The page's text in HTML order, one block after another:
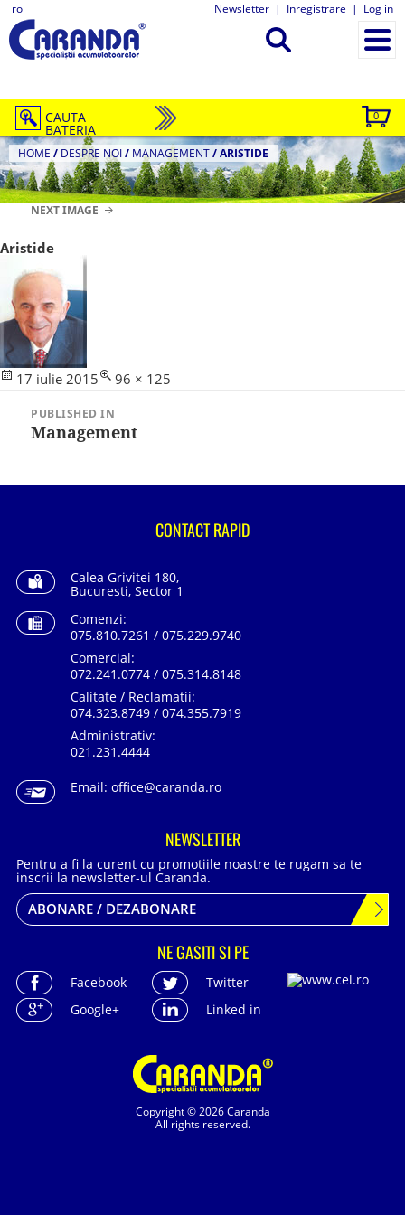
ro Newsletter | Inregistrare | Log in
0
CAUTA
BATERIA
HOME / DESPRE NOI/ MANAGEMENT/ARISTIDE
NEXT IMAGE
Aristide
Posted
17 iulie 2015
Full
96 × 125
articole
PUBLISHED IN
Management
Copyright © 2026 Caranda
All rights reserved.
CONTACT RAPID
Calea Grivitei 180,
Bucuresti, Sector 1
Comenzi:
075.810.7261 / 075.229.9740
Comercial:
072.241.0774 / 075.314.8148
Calitate / Reclamatii:
074.323.8749 / 074.355.7919
Administrativ:
021.231.4444
Email: office@caranda.ro
NEWSLETTER
Pentru a fi la curent cu promotiile noastre te rugam sa te
inscrii la newsletter-ul Caranda.
ABONARE / DEZABONARE
NE GASITI SI PE
Facebook
Twitter
Google+
Linked in